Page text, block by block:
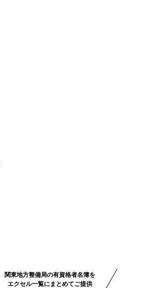
関東地方整備局の有資格者名簿を
エクセル一覧にまとめてご提供